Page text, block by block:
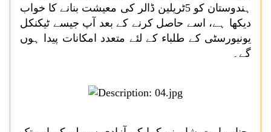
ہندوستان کو 5ٹریلین ڈالر کی معیشت بنانے کا خواب
دیکھا ہے، اسے حاصل کرنے کے بعد آپ جیسے ٹیکنکل
یونیورسٹی کے طلباء کے لئے متعدد امکانات پیدا ہوں
گے۔